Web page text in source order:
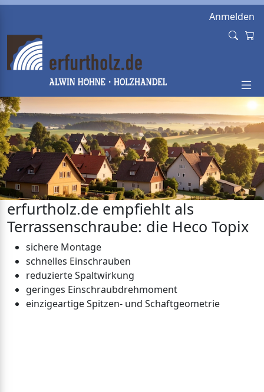
Anmelden
erfurtholz.de empfiehlt als
Terrassenschraube: die Heco Topix
sichere Montage
schnelles Einschrauben
reduzierte Spaltwirkung
geringes Einschraubdrehmoment
einzigeartige Spitzen- und Schaftgeometrie